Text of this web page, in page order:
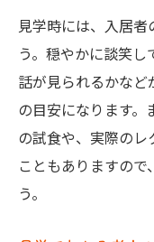
見学時には、入居者
う。穏やかに談笑
話が見られるかな
の目安になります。
の試食や、実際の
こともありますの
う。